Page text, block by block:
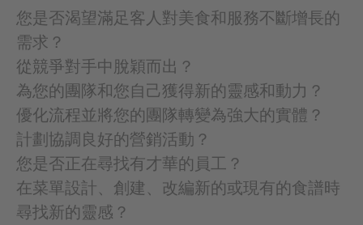
您是否渴望滿足客人對美食和服務不斷增長的
需求？
從競爭對手中脫穎而出？
為您的團隊和您自己獲得新的靈感和動力？
優化流程並將您的團隊轉變為強大的實體？
計劃協調良好的營銷活動？
您是否正在尋找有才華的員工？
在菜單設計、創建、改編新的或現有的食譜時
尋找新的靈感？